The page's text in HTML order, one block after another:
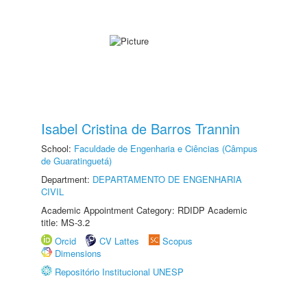
Isabel Cristina de Barros Trannin
School: Faculdade de Engenharia e Ciências (Câmpus
de Guaratinguetá)
Department: DEPARTAMENTO DE ENGENHARIA
CIVIL
Academic Appointment Category: RDIDP Academic
title: MS-3.2
Orcid
CV Lattes
Scopus
Dimensions
Repositório Institucional UNESP